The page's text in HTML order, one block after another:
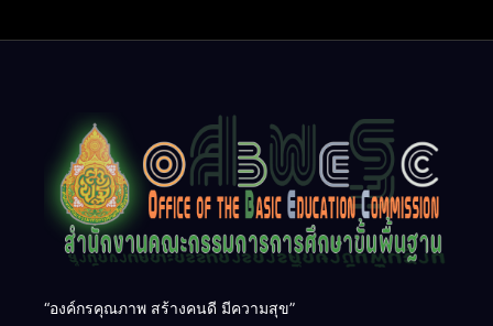
“องค์กรคุณภาพ สร้างคนดี มีความสุข”